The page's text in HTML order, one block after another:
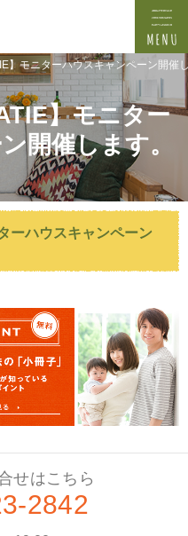
】モニター
開催します。
・新築戸建てを手がけるなら当社へ。
がける工務店なら吉田資材株式会社
ーハウスキャンペーン
】モニターハウスキャンペーン開催
せはこちら
2842